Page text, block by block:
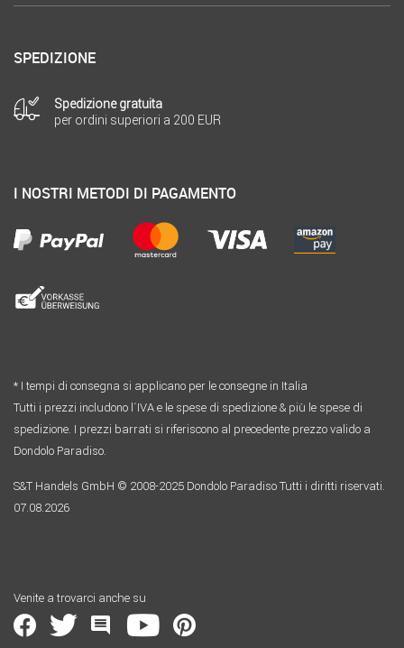
SPEDIZIONE
Spedizione gratuita
per ordini superiori a 200 EUR
I NOSTRI METODI DI PAGAMENTO
* I tempi di consegna si applicano per le consegne in Italia
Tutti i prezzi includono l´IVA e le spese di spedizione & più le spese di
spedizione. I prezzi barrati si riferiscono al precedente prezzo valido a
Dondolo Paradiso.
S&T Handels GmbH © 2008-2025 Dondolo Paradiso Tutti i diritti riservati.
07.08.2026
Venite a trovarci anche su